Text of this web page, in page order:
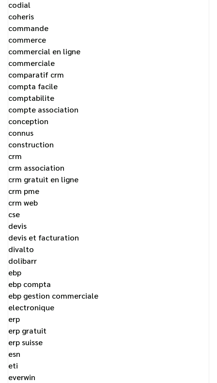
codial
coheris
commande
commerce
commercial en ligne
commerciale
comparatif crm
compta facile
comptabilite
compte association
conception
connus
construction
crm
crm association
crm gratuit en ligne
crm pme
crm web
cse
devis
devis et facturation
divalto
dolibarr
ebp
ebp compta
ebp gestion commerciale
electronique
erp
erp gratuit
erp suisse
esn
eti
everwin